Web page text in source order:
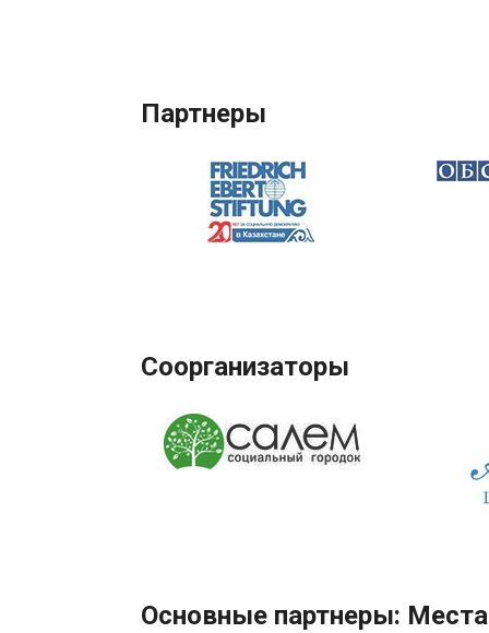
Партнеры
Соорганизаторы
Основные партнеры: